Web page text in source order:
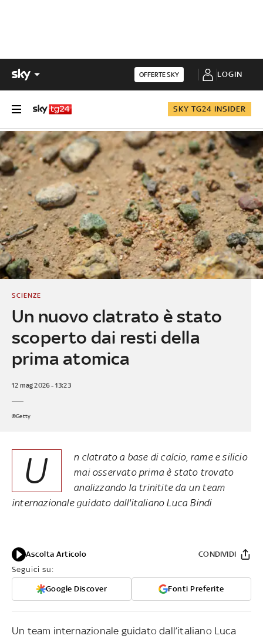
OFFERTE SKY LOGIN
SKY TG24 INSIDER
Un nuovo clatrato è stato
scoperto dai resti della
prima atomica
SCIENZE
12 mag 2026 - 13:23
©Getty
U
n clatrato a base di calcio, rame e silicio
mai osservato prima è stato trovato
analizzando la trinitite da un team
internazionale guidato dall'italiano Luca Bindi
Ascolta Articolo
Seguici su:
Google Discover Fonti Preferite
CONDIVIDI
Un team internazionale guidato dall’italiano Luca